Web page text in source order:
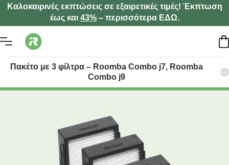
Καλοκαιρινές εκπτώσεις σε εξαιρετικές τιμές! Έκπτωση
έως και 43%– περισσότερα ΕΔΩ.
Πακέτο με 3 φίλτρα – Roomba Combo j7, Roomba
Combo j9